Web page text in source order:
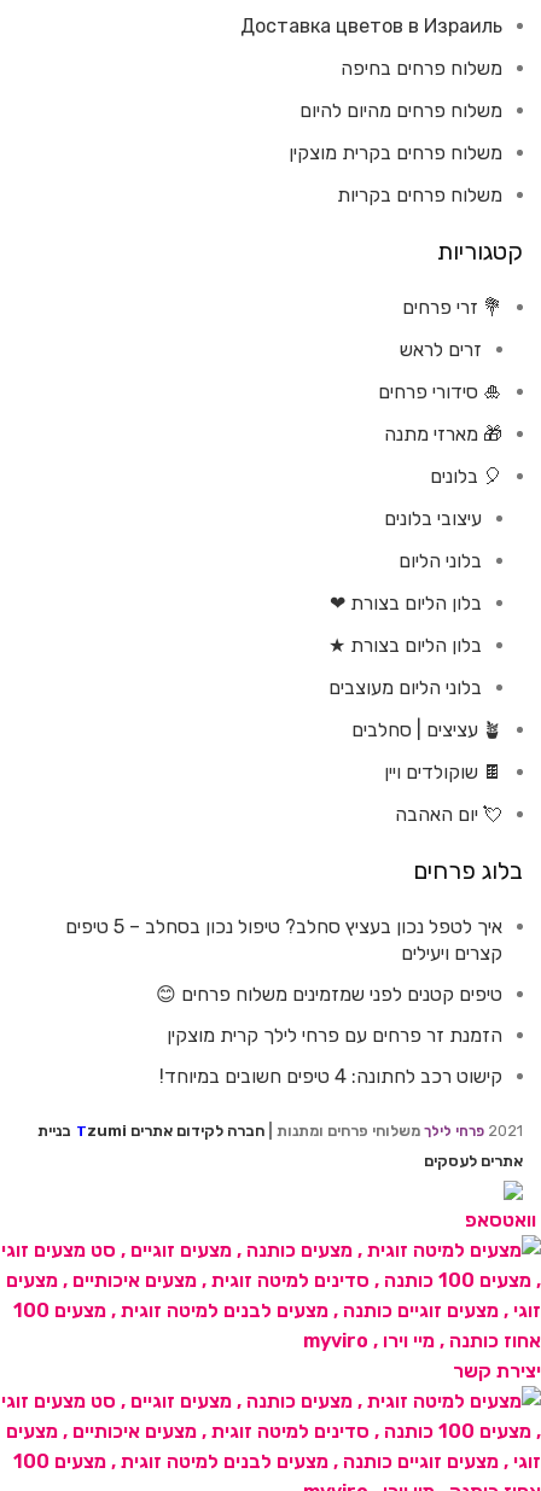
Доставка цветов в Израиль
משלוח פרחים בחיפה
משלוח פרחים מהיום להיום
משלוח פרחים בקרית מוצקין
משלוח פרחים בקריות
קטגוריות
💐 זרי פרחים
זרים לראש
🎍 סידורי פרחים
🎁 מארזי מתנה
🎈 בלונים
עיצובי בלונים
בלוני הליום
בלון הליום בצורת ❤
בלון הליום בצורת ★
בלוני הליום מעוצבים
🪴 עציצים | סחלבים
🍫 שוקולדים ויין
💘 יום האהבה
בלוג פרחים
איך לטפל נכון בעציץ סחלב? טיפול נכון בסחלב – 5 טיפים
קצרים ויעילים
טיפים קטנים לפני שמזמינים משלוח פרחים 😊
הזמנת זר פרחים עם פרחי לילך קרית מוצקין
קישוט רכב לחתונה: 4 טיפים חשובים במיוחד!
2021 פרחי לילך משלוחי פרחים ומתנות | חברה לקידום אתרים Tzumi
בניית
אתרים לעסקים
וואטסאפ
יצירת קשר